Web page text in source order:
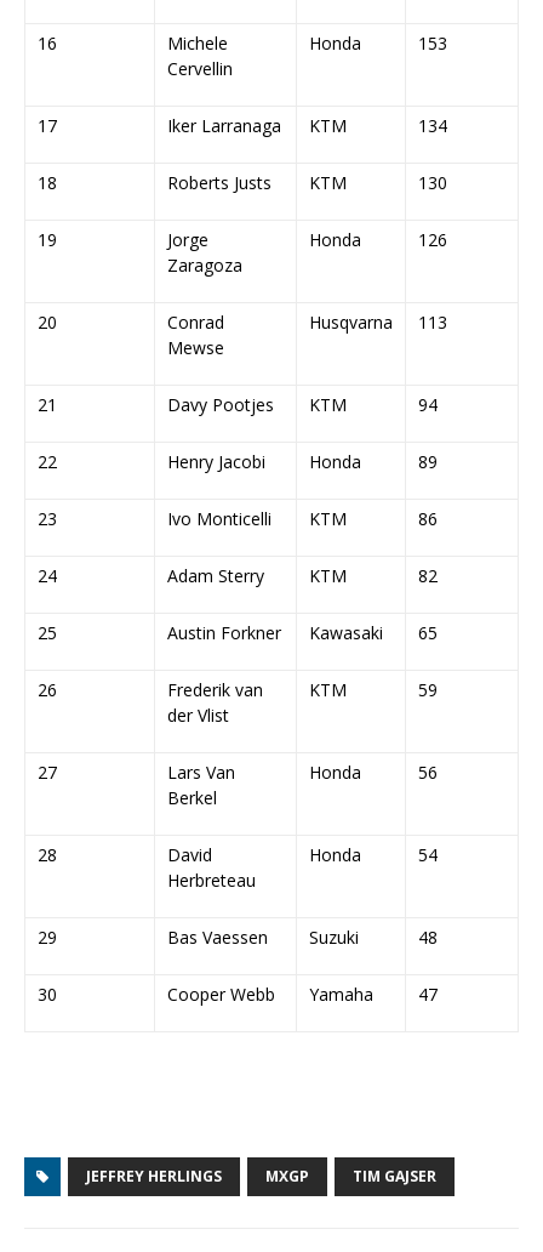
16
Michele
Cervellin
Honda 153
17 Iker Larranaga KTM 134
18 Roberts Justs KTM 130
19
Jorge
Zaragoza
Honda 126
20
Conrad
Mewse
Husqvarna 113
21 Davy Pootjes KTM 94
22 Henry Jacobi Honda 89
23 Ivo Monticelli KTM 86
24 Adam Sterry KTM 82
25 Austin Forkner Kawasaki 65
26
Frederik van
der Vlist
KTM 59
27
Lars Van
Berkel
Honda 56
28
David
Herbreteau
Honda 54
29 Bas Vaessen Suzuki 48
30 Cooper Webb Yamaha 47
JEFFREY HERLINGS MXGP TIM GAJSER